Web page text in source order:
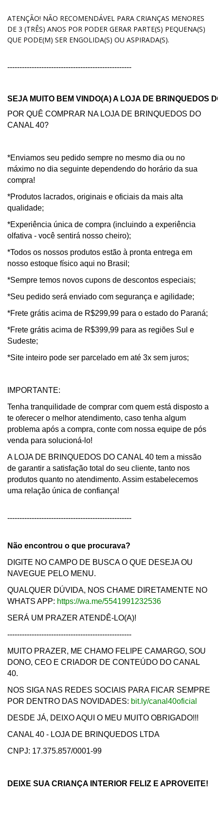
ATENÇÃO! NÃO RECOMENDÁVEL PARA CRIANÇAS MENORES
DE 3 (TRÊS) ANOS POR PODER GERAR PARTE(S) PEQUENA(S)
QUE PODE(M) SER ENGOLIDA(S) OU ASPIRADA(S).
---------------------------------------------------
SEJA MUITO BEM VINDO(A) A LOJA DE BRINQUEDOS
POR QUÊ COMPRAR NA LOJA DE BRINQUEDOS DO
CANAL 40?
*Enviamos seu pedido sempre no mesmo dia ou no
máximo no dia seguinte dependendo do horário da sua
compra!
*Produtos lacrados, originais e oficiais da mais alta
qualidade;
*Experiência única de compra (incluindo a experiência
olfativa - você sentirá nosso cheiro);
*Todos os nossos produtos estão à pronta entrega em
nosso estoque físico aqui no Brasil;
*Sempre temos novos cupons de descontos especiais;
*Seu pedido será enviado com segurança e agilidade;
*Frete grátis acima de R$299,99 para o estado do Paraná;
*Frete grátis acima de R$399,99 para as regiões Sul e
Sudeste;
*Site inteiro pode ser parcelado em até 3x sem juros;
IMPORTANTE:
Tenha tranquilidade de comprar com quem está disposto a
te oferecer o melhor atendimento, caso tenha algum
problema após a compra, conte com nossa equipe de pós
venda para solucioná-lo!
A LOJA DE BRINQUEDOS DO CANAL 40 tem a missão
de garantir a satisfação total do seu cliente, tanto nos
produtos quanto no atendimento. Assim estabelecemos
uma relação única de confiança!
---------------------------------------------------
Não encontrou o que procurava?
DIGITE NO CAMPO DE BUSCA O QUE DESEJA OU
NAVEGUE PELO MENU.
QUALQUER DÚVIDA, NOS CHAME DIRETAMENTE NO
WHATS APP: https://wa.me/5541991232536
SERÁ UM PRAZER ATENDÊ-LO(A)!
---------------------------------------------------
MUITO PRAZER, ME CHAMO FELIPE CAMARGO, SOU
DONO, CEO E CRIADOR DE CONTEÚDO DO CANAL
40.
NOS SIGA NAS REDES SOCIAIS PARA FICAR SEMPRE
POR DENTRO DAS NOVIDADES: bit.ly/canal40oficial
DESDE JÁ, DEIXO AQUI O MEU MUITO OBRIGADO!!!
CANAL 40 - LOJA DE BRINQUEDOS LTDA
CNPJ: 17.375.857/0001-99
DEIXE SUA CRIANÇA INTERIOR FELIZ E APROVEITE!